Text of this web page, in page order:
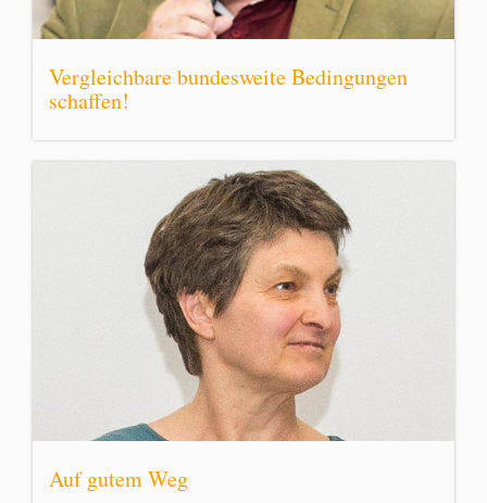
Vergleichbare bundesweite Bedingungen
schaffen!
Auf gutem Weg